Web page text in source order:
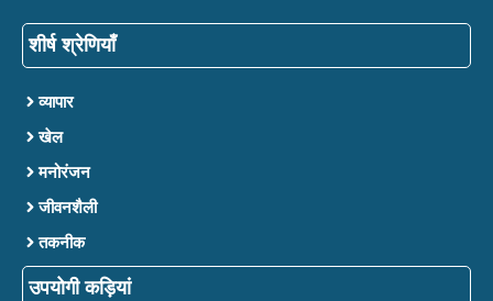
शीर्ष श्रेणियाँ
व्यापार
खेल
मनोरंजन
जीवनशैली
तकनीक
उपयोगी कड़ियां